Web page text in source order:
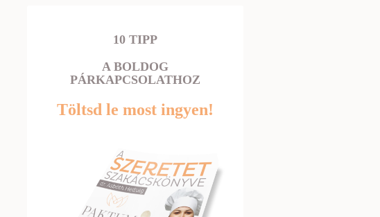
10 TIPP
A BOLDOG
PÁRKAPCSOLATHOZ
Töltsd le most ingyen!